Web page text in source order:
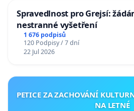
Spravedlnost pro Grejsí:
nestranné vyšetření
1 676 podpisů
120 Podpisy / 7 dní
22 Jul 2026
PETICE ZA ZACHOVÁNÍ
NA LETNÉ